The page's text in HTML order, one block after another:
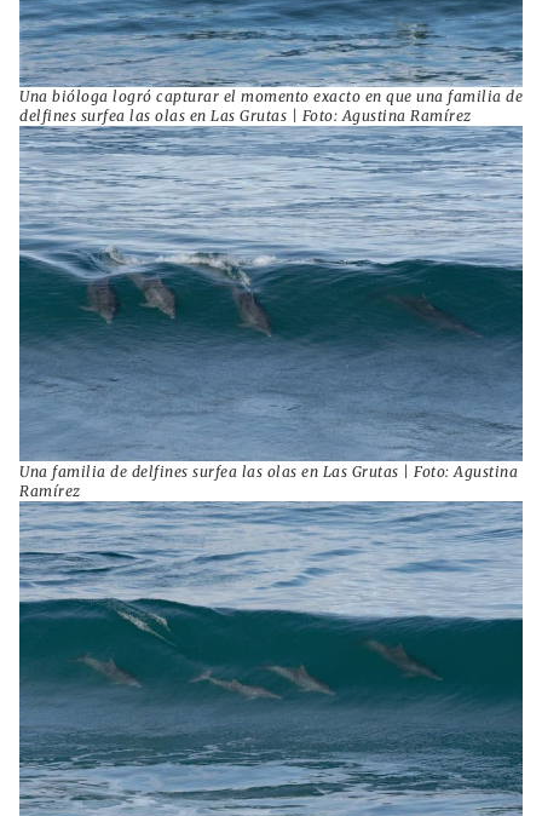
Una bióloga logró capturar el momento exacto en que una familia de
delfines surfea las olas en Las Grutas | Foto: Agustina Ramírez
Una familia de delfines surfea las olas en Las Grutas | Foto: Agustina
Ramírez